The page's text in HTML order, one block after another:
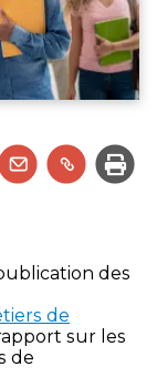
Partager
l'article
Partager
l'article
des
de
sur les
de